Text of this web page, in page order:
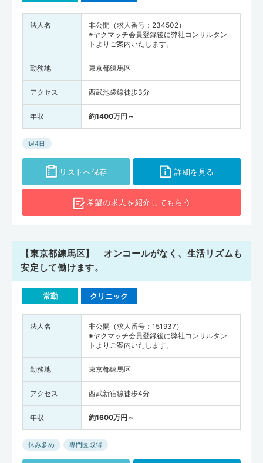
法人名
非公開（求人番号：234502）
※ヤクマッチ会員登録後に弊社コンサルタン
トよりご案内いたします。
勤務地 東京都練馬区
アクセス 西武池袋線徒歩3分
年収 約1400万円～
週4日
リストへ保存 詳細を見る
希望の求人を紹介してもらう
【東京都練馬区】 オンコールがなく、生活リズムも
安定して働けます。
常勤 クリニック
法人名
非公開（求人番号：151937）
※ヤクマッチ会員登録後に弊社コンサルタン
トよりご案内いたします。
勤務地 東京都練馬区
アクセス 西武新宿線徒歩4分
年収 約1600万円～
休み多め 専門医取得